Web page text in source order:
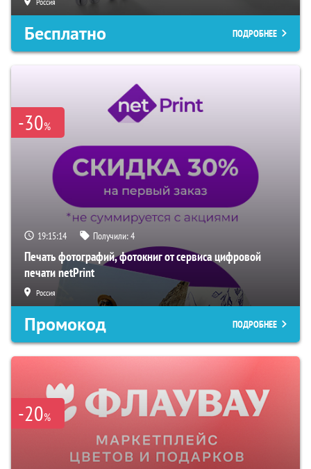
Бесплатно ПОДРОБНЕЕ
-30%
19:15:13 Получили:4
Печать фотографий, фотокниг от сервиса цифровой
печати netPrint
Россия
Промокод ПОДРОБНЕЕ
-20%